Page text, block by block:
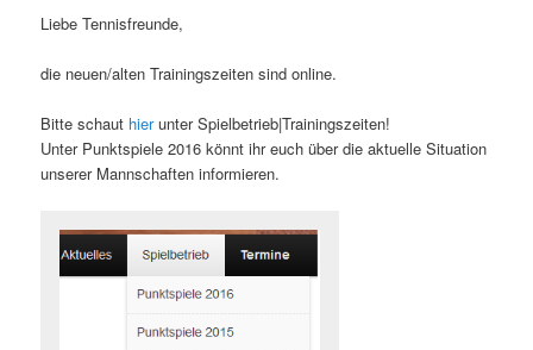
Liebe Tennisfreunde,
die neuen/alten Trainingszeiten sind online.
Bitte schaut hierunter Spielbetrieb|Trainingszeiten!
Unter Punktspiele 2016 könnt ihr euch über die aktuelle Situation
unserer Mannschaften informieren.